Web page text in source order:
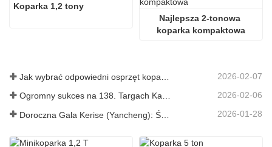
Koparka 1,2 tony
Najlepsza 2-tonowa
koparka kompaktowa
2026-02-07
Ogromny sukces na 138. Targach Kantońskich! 2026-02-06
2026-01-28